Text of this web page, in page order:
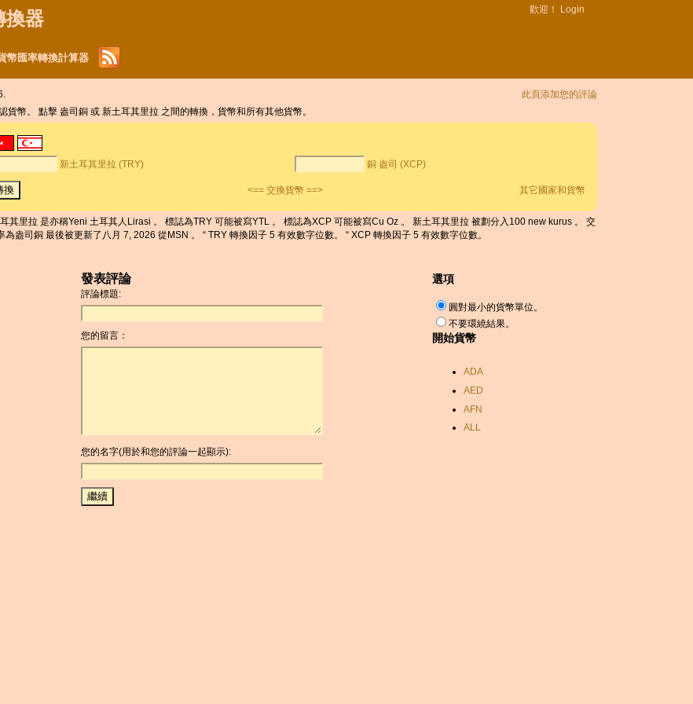
換器 歡迎！ Login
幣匯率轉換計算器
此頁添加您的評論
幣。 點擊 盎司銅 或 新土耳其里拉 之間的轉換，貨幣和所有其他貨幣。
新土耳其里拉 (TRY) 銅 盎司 (XCP)
<== 交換貨幣 ==> 其它國家和貨幣
其里拉 是亦稱Yeni 土耳其人Lirasi 。 標誌為TRY 可能被寫YTL 。 標誌為XCP 可能被寫Cu Oz 。 新土耳其里拉 被劃分入100 new kurus 。 交
盎司銅 最後被更新了八月 7, 2026 從MSN 。 “ TRY 轉換因子 5 有效數字位數。 “ XCP 轉換因子 5 有效數字位數。
發表評論
評論標題:
您的留言：
您的名字(用於和您的評論一起顯示):
選項
圓對最小的貨幣單位。
不要環繞結果。
開始貨幣
ADA
AED
AFN
ALL